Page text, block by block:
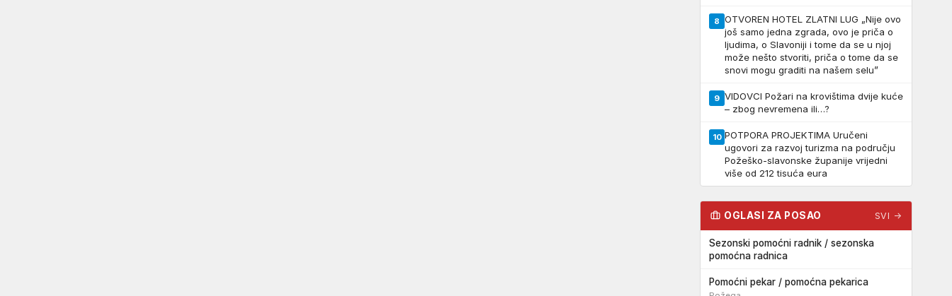
8 OTVOREN HOTEL ZLATNI LUG „Nije ovo
još samo jedna zgrada, ovo je priča o
ljudima, o Slavoniji i tome da se u njoj
može nešto stvoriti, priča o tome da se
snovi mogu graditi na našem selu”
9 VIDOVCI Požari na krovištima dvije kuće
– zbog nevremena ili…?
10 POTPORA PROJEKTIMA Uručeni
ugovori za razvoj turizma na području
Požeško-slavonske županije vrijedni
više od 212 tisuća eura
OGLASI ZA POSAO SVI →
Sezonski pomoćni radnik / sezonska
pomoćna radnica
Pomoćni pekar / pomoćna pekarica